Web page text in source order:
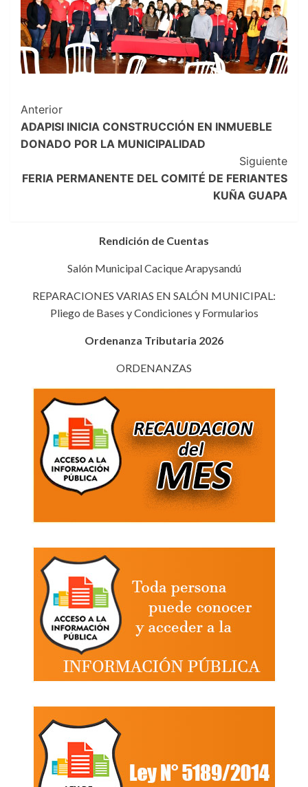
Navegación
de
Anterior
ADAPISI INICIA CONSTRUCCIÓN EN INMUEBLE
DONADO POR LA MUNICIPALIDAD
Siguiente
FERIA PERMANENTE DEL COMITÉ DE FERIANTES
KUÑA GUAPA
Rendición de Cuentas
Salón Municipal Cacique Arapysandú
REPARACIONES VARIAS EN SALÓN MUNICIPAL:
Pliego de Bases y Condiciones y Formularios
Ordenanza Tributaria 2026
ORDENANZAS